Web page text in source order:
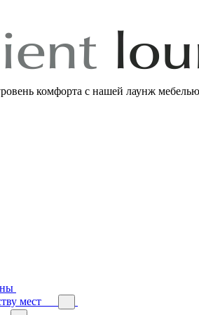
комфорта с нашей лаунж мебелью
мест